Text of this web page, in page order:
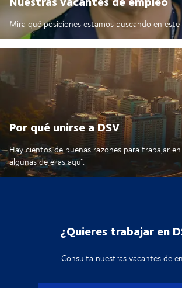
Mira qué posiciones estamos buscando en
Por qué unirse a DSV
Hay cientos de buenas razones para trabajar
algunas de ellas aquí.
¿Quieres trabajar en
Consulta nuestras vacantes de